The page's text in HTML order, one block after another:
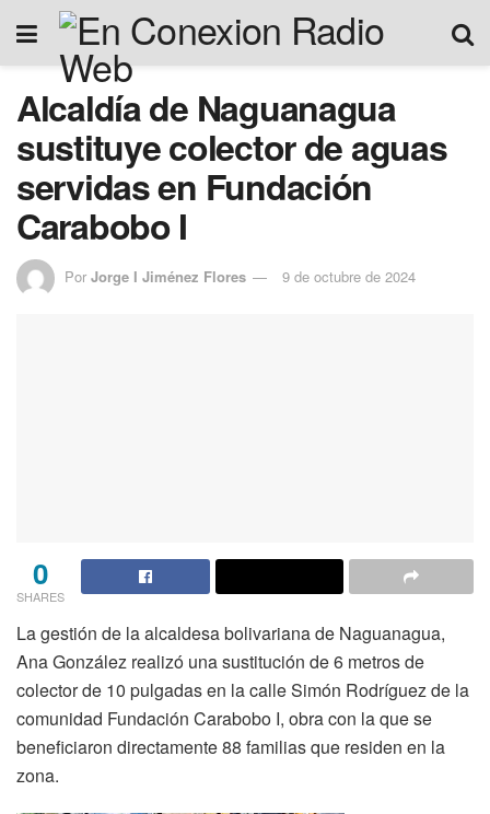
Alcaldía de Naguanagua
sustituye colector de aguas
servidas en Fundación
Carabobo I
Por Jorge I Jiménez Flores 9 de octubre de 2024
0
SHARES
La gestión de la alcaldesa bolivariana de Naguanagua,
Ana González realizó una sustitución de 6 metros de
colector de 10 pulgadas en la calle Simón Rodríguez de la
comunidad Fundación Carabobo I, obra con la que se
beneficiaron directamente 88 familias que residen en la
zona.